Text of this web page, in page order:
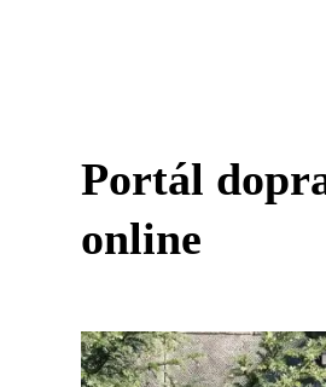
Portál
online